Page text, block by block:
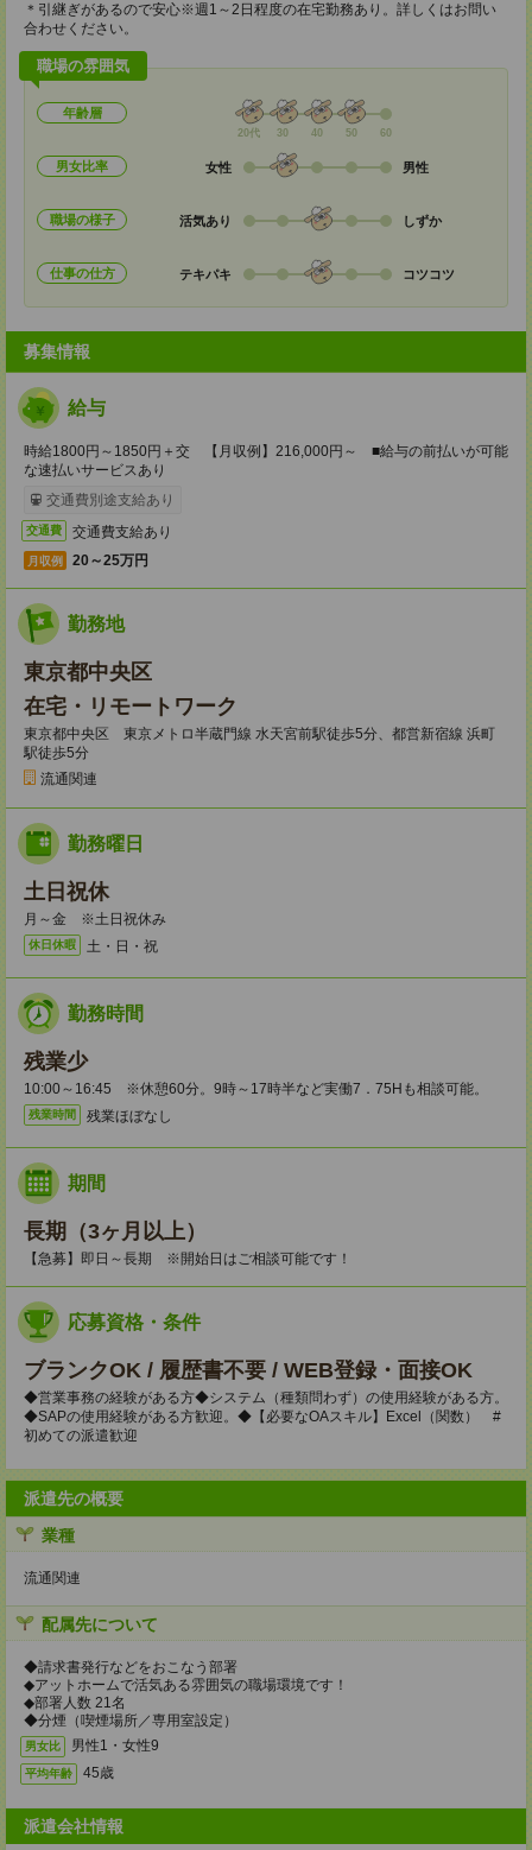
＊引継ぎがあるので安心※週1～2日程度の在宅勤務あり。詳しくはお問い
合わせください。
職場の雰囲気
年齢層
20代 30 40 50 60
男女比率 女性 男性
職場の様子 活気あり しずか
仕事の仕方 テキパキ コツコツ
募集情報
給与
時給1800円～1850円＋交 【月収例】216,000円～ ■給与の前払いが可能
な速払いサービスあり
交通費別途支給あり
交通費 交通費支給あり
月収例 20～25万円
勤務地
東京都中央区
在宅・リモートワーク
東京都中央区 東京メトロ半蔵門線 水天宮前駅徒歩5分、都営新宿線 浜町
駅徒歩5分
流通関連
勤務曜日
土日祝休
月～金 ※土日祝休み
休日休暇 土・日・祝
勤務時間
残業少
10:00～16:45 ※休憩60分。9時～17時半など実働7．75Hも相談可能。
残業時間 残業ほぼなし
期間
長期（3ヶ月以上）
【急募】即日～長期 ※開始日はご相談可能です！
応募資格・条件
ブランクOK / 履歴書不要 / WEB登録・面接OK
◆営業事務の経験がある方◆システム（種類問わず）の使用経験がある方。
◆SAPの使用経験がある方歓迎。◆【必要なOAスキル】Excel（関数） #
初めての派遣歓迎
派遣先の概要
業種
流通関連
配属先について
◆請求書発行などをおこなう部署
◆アットホームで活気ある雰囲気の職場環境です！
◆部署人数 21名
◆分煙（喫煙場所／専用室設定）
男女比 男性1・女性9
平均年齢 45歳
派遣会社情報